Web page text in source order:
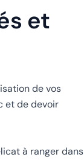
et
de vos
et de devoir
à ranger dans